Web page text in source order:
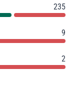
235
9
2